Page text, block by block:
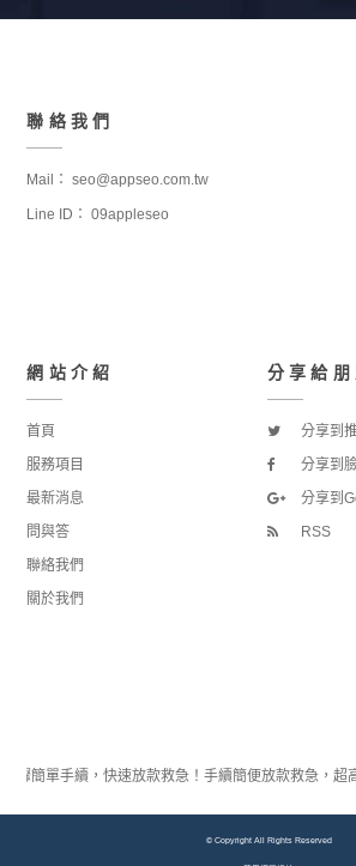
聯絡我們
Mail： seo@appseo.com.tw
Line ID： 09appleseo
網站介紹
首頁
服務項目
最新消息
問與答
聯絡我們
關於我們
分享給朋
分享到
分享到
分享到
RSS
驟簡單手續，快速放款救急！手續簡便放款救急，
© Copyright All Rights Reserved